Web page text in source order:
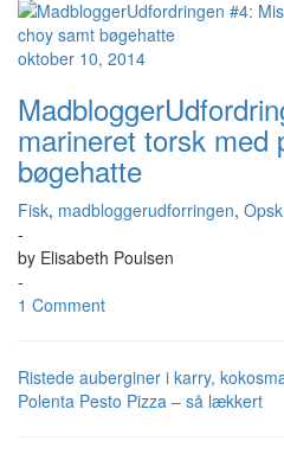
oktober 10, 2014
marineret torsk med
bøgehatte
Fisk, madbloggerudforringen,
-
by Elisabeth Poulsen
-
1 Comment
Ristede auberginer i karry,
Polenta Pesto Pizza – så lækkert